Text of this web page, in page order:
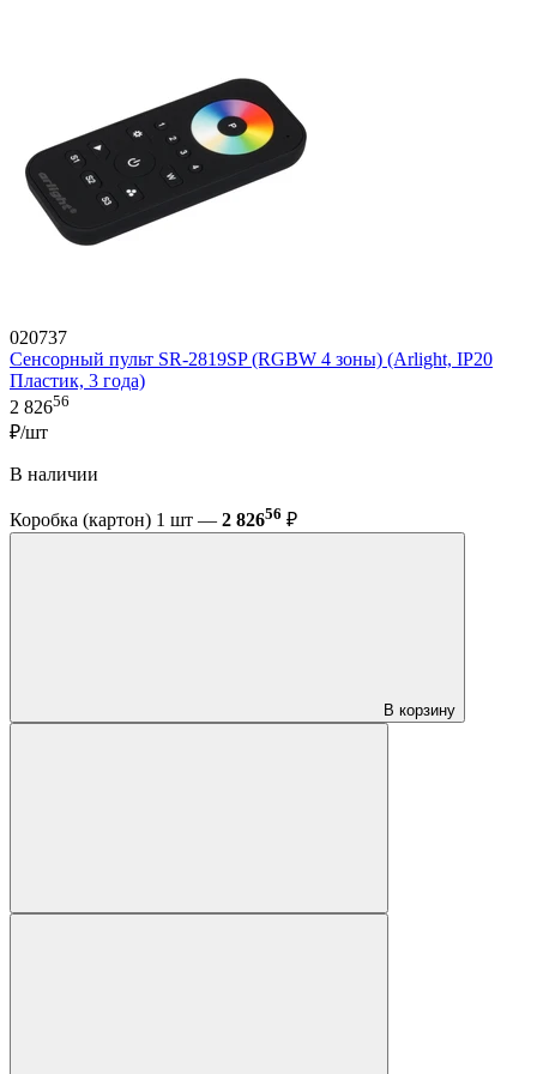
020737
Сенсорный пульт SR-2819SP (RGBW 4 зоны) (Arlight, IP20
Пластик, 3 года)
2 82656
₽/шт
В наличии
Коробка (картон) 1 шт — 2 82656 ₽
В корзину